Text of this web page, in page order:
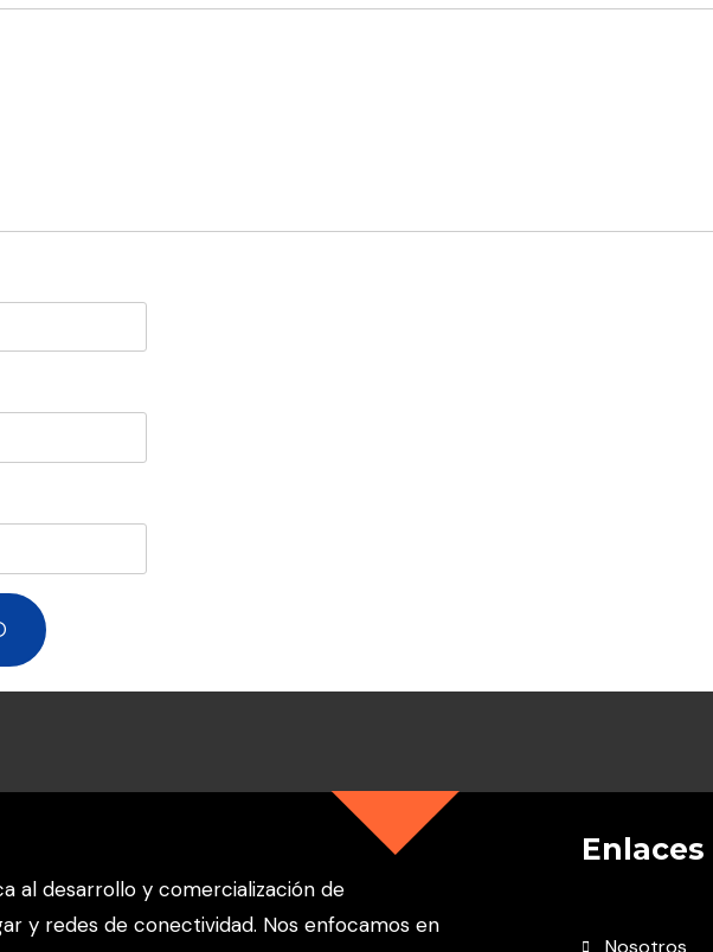
al desarrollo y comercialización de
y redes de conectividad. Nos enfocamos en
Enlaces
Nosotros